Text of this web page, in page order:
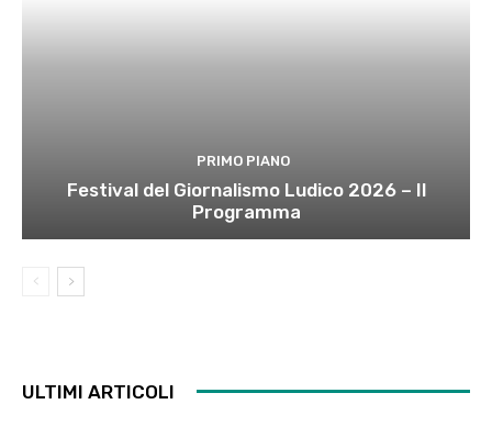
PRIMO PIANO
Festival del Giornalismo Ludico 2026 – Il
Programma
ULTIMI ARTICOLI